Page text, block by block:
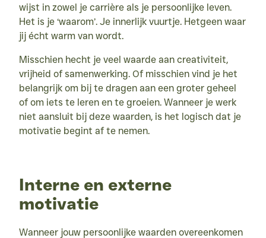
wijst in zowel je carrière als je persoonlijke leven.
Het is je ‘waarom’. Je innerlijk vuurtje. Hetgeen waar
jij écht warm van wordt.
Misschien hecht je veel waarde aan creativiteit,
vrijheid of samenwerking. Of misschien vind je het
belangrijk om bij te dragen aan een groter geheel
of om iets te leren en te groeien. Wanneer je werk
niet aansluit bij deze waarden, is het logisch dat je
motivatie begint af te nemen.
Interne en externe
motivatie
Wanneer jouw persoonlijke waarden overeenkomen